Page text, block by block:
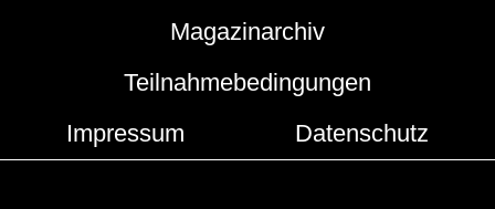
Magazinarchiv
Teilnahmebedingungen
Impressum
Datenschutz